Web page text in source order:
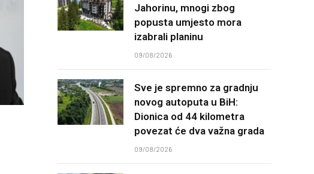
Jahorinu, mnogi zbog
popusta umjesto mora
izabrali planinu
09/08/2026
Sve je spremno za gradnju
novog autoputa u BiH:
Dionica od 44 kilometra
povezat će dva važna grada
09/08/2026